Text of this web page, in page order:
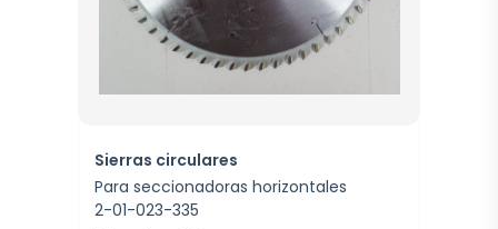
Sierras circulares
Para seccionadoras horizontales
2-01-023-335